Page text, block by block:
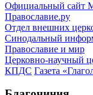
Официальный сайт
Православие.ру
Отдел внешних
Синодальный
Православие и мир
Церковно-научный
КПДС Газета